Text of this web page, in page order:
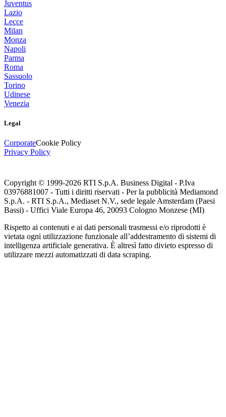
Juventus
Lazio
Lecce
Milan
Monza
Napoli
Parma
Roma
Sassuolo
Torino
Udinese
Venezia
Legal
CorporateCookie Policy
Privacy Policy
Copyright © 1999-2026 RTI S.p.A. Business Digital - P.Iva
03976881007 - Tutti i diritti riservati - Per la pubblicità Mediamond
S.p.A. - RTI S.p.A., Mediaset N.V., sede legale Amsterdam (Paesi
Bassi) - Uffici Viale Europa 46, 20093 Cologno Monzese (MI)
Rispetto ai contenuti e ai dati personali trasmessi e/o riprodotti è
vietata ogni utilizzazione funzionale all’addestramento di sistemi di
intelligenza artificiale generativa. È altresì fatto divieto espresso di
utilizzare mezzi automatizzati di data scraping.